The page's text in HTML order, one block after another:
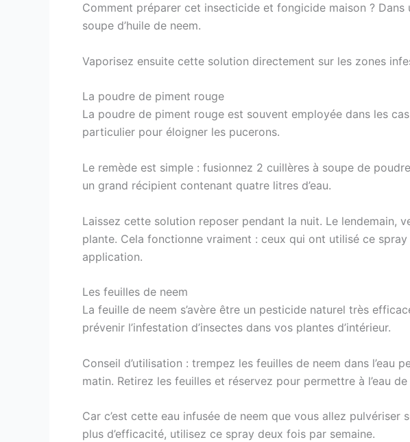
Comment préparer cet insecticide et fongicide maison ?
soupe d’huile de neem.
Vaporisez ensuite cette solution directement sur les zones
La poudre de piment rouge
La poudre de piment rouge est souvent employée dans les
particulier pour éloigner les pucerons.
Le remède est simple : fusionnez 2 cuillères à soupe de
un grand récipient contenant quatre litres d’eau.
Laissez cette solution reposer pendant la nuit. Le lendemain,
plante. Cela fonctionne vraiment : ceux qui ont utilisé ce
application.
Les feuilles de neem
La feuille de neem s’avère être un pesticide naturel très
prévenir l’infestation d’insectes dans vos plantes d’intérieur.
Conseil d’utilisation : trempez les feuilles de neem dans l’eau
matin. Retirez les feuilles et réservez pour permettre à l’eau
Car c’est cette eau infusée de neem que vous allez
plus d’efficacité, utilisez ce spray deux fois par semaine.